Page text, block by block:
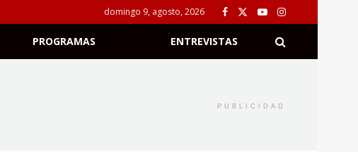
domingo 9, agosto, 2026
PROGRAMAS ENTREVISTAS
PUBLICIDAD